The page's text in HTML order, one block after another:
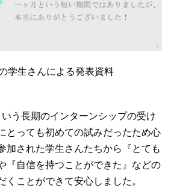
学生さんによる発表資料
う長期のインターンシップの受け
とっても初めての試みだったため心
加された学生さんたちから『とても
『自信を持つことができた』などの
くことができて安心しました。